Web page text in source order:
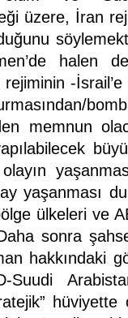
üzere, İran
halen
-
memnun
yaşanması
ülkeleri ve
sonra
hakkındaki
hüviyette